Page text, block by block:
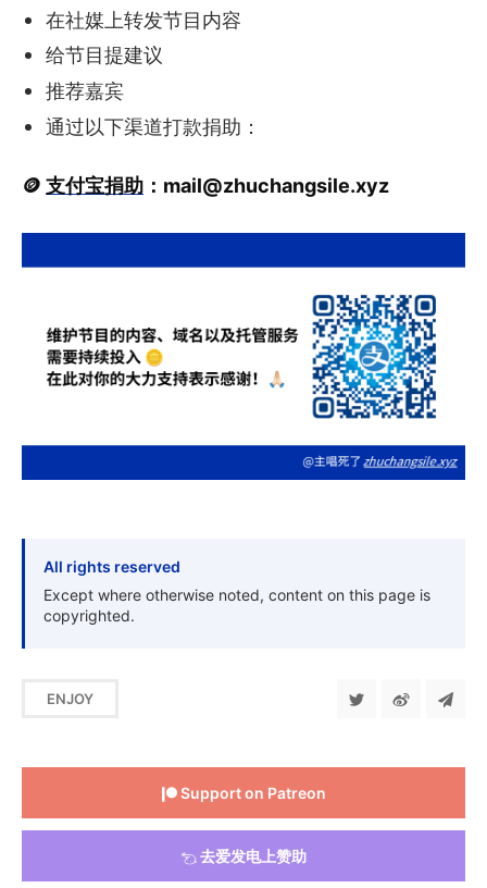
在社媒上转发节目内容
给节目提建议
推荐嘉宾
通过以下渠道打款捐助：
🪙 支付宝捐助 ： mail@zhuchangsile.xyz
All rights reserved
Except where otherwise noted, content on this page is
copyrighted.
ENJOY
Support on Patreon
去爱发电上赞助